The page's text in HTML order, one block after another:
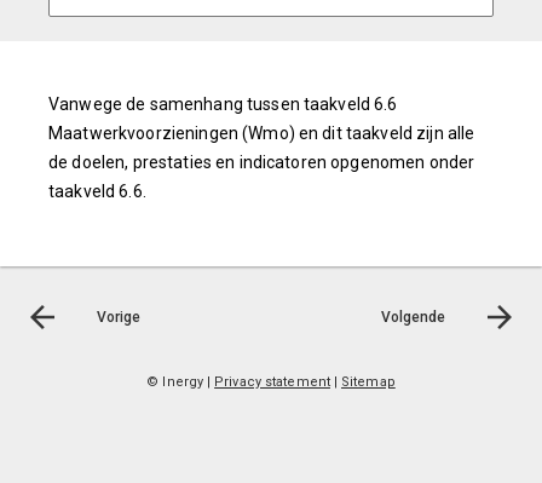
Vanwege de samenhang tussen taakveld 6.6
Maatwerkvoorzieningen (Wmo) en dit taakveld zijn alle
de doelen, prestaties en indicatoren opgenomen onder
taakveld 6.6.
Vorige Volgende
© Inergy | Privacy statement| Sitemap